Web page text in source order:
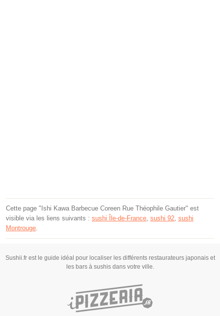
Cette page "Ishi Kawa Barbecue Coreen Rue Théophile Gautier" est
visible via les liens suivants : sushi Île-de-France sushi 92 sushi
Montrouge
Sushii.fr est le guide idéal pour localiser les différents restaurateurs japonais et
les bars à sushis dans votre ville.